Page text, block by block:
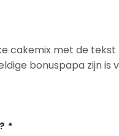
cakemix met de tekst
bonuspapa zijn is
*